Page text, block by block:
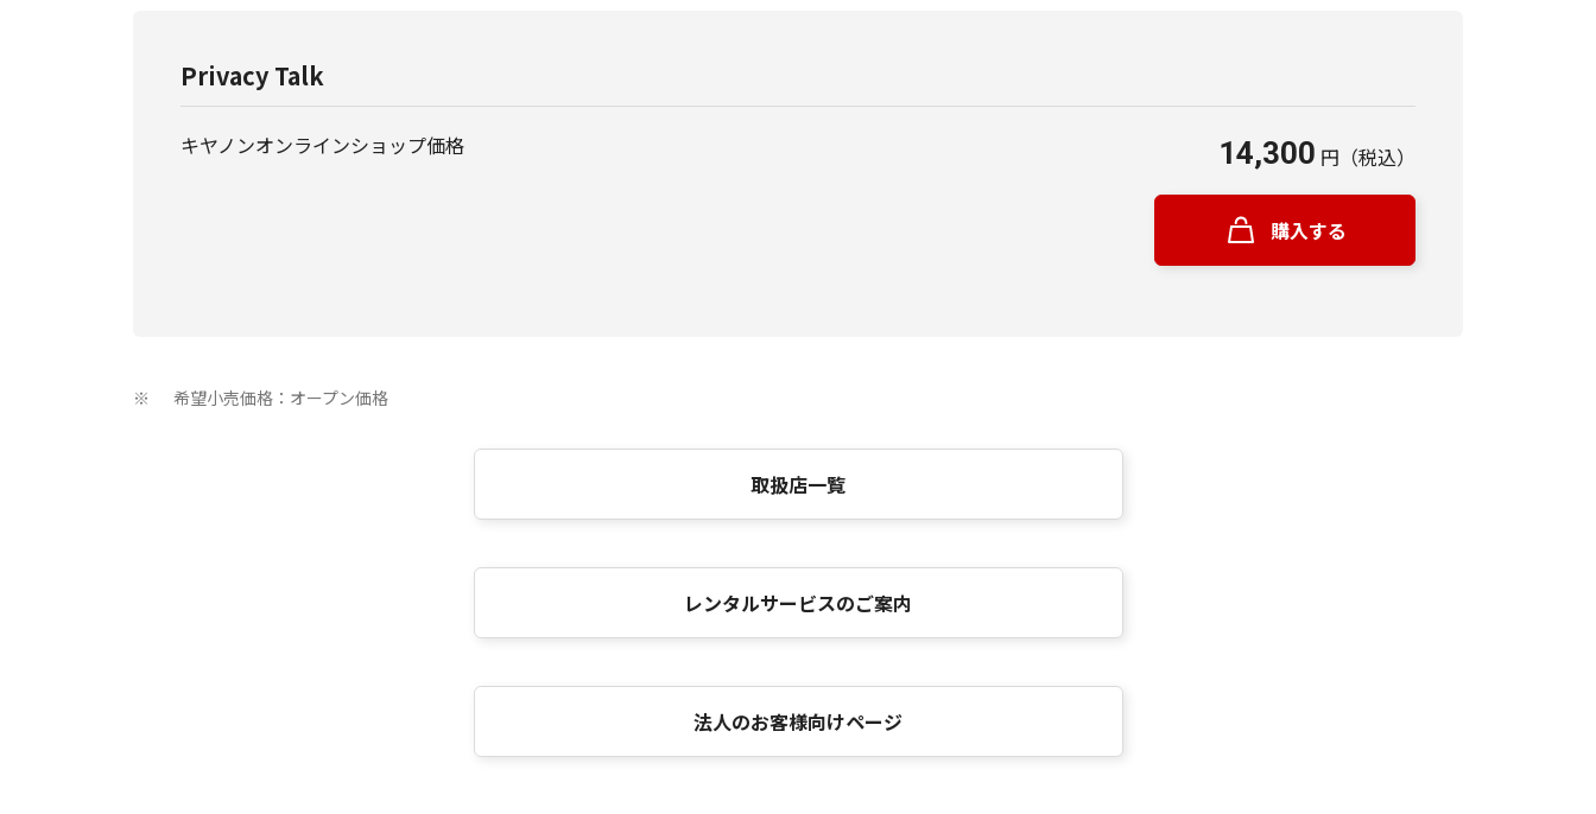
Privacy Talk
キヤノンオンラインショップ価格 14,300 円 （税込）
購入する
※ 希望小売価格：オープン価格
取扱店一覧
レンタルサービスのご案内
法人のお客様向けページ